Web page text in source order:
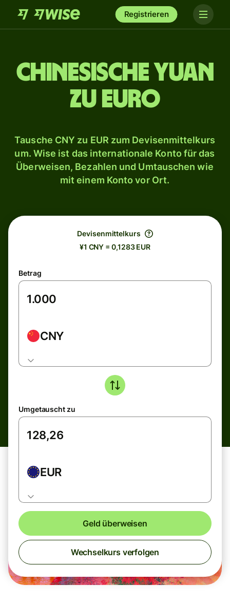
Registrieren
Chinesische Yuan
zu Euro
Tausche CNY zu EUR zum Devisenmittelkurs
um. Wise ist das internationale Konto für das
Überweisen, Bezahlen und Umtauschen wie
mit einem Konto vor Ort.
Devisenmittelkurs
¥1 CNY = 0,1283 EUR
Betrag
CNY
Umgetauscht zu
EUR
Geld überweisen
Wechselkurs verfolgen